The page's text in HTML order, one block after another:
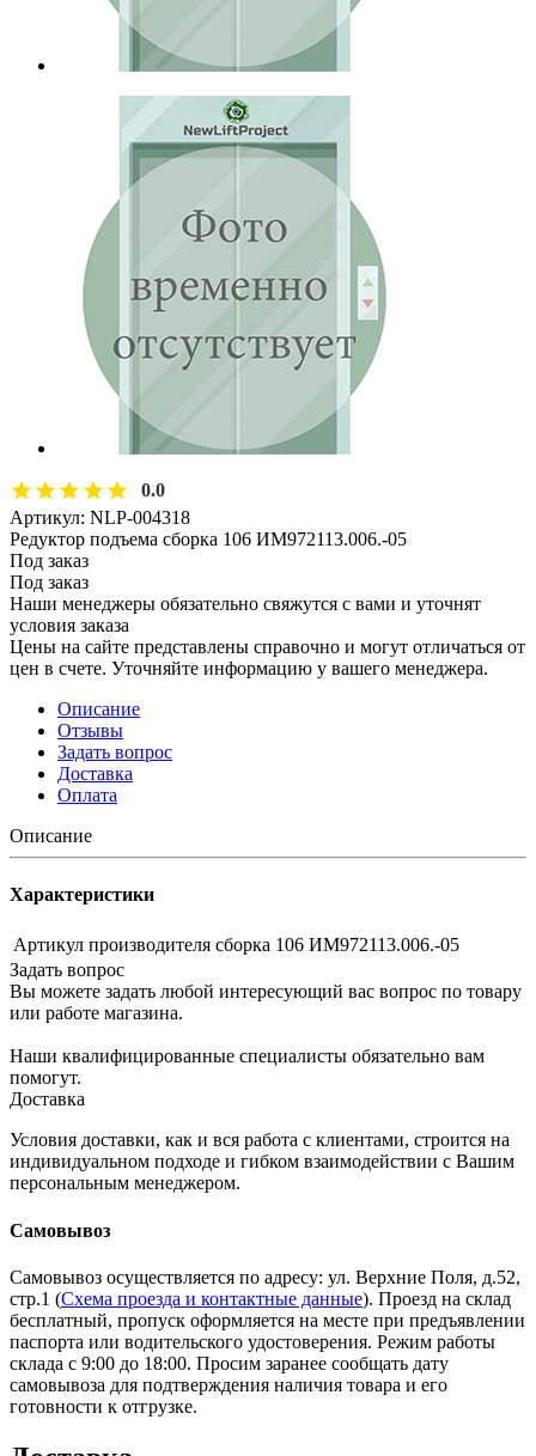
0.0
Артикул: NLP-004318
Редуктор подъема сборка 106 ИМ972113.006.-05
Под заказ
Под заказ
Наши менеджеры обязательно свяжутся с вами и уточнят
условия заказа
Цены на сайте представлены справочно и могут отличаться от
цен в счете. Уточняйте информацию у вашего менеджера.
Описание
Отзывы
Задать вопрос
Доставка
Оплата
Описание
Характеристики
Артикул производителя сборка 106 ИМ972113.006.-05
Задать вопрос
Вы можете задать любой интересующий вас вопрос по товару
или работе магазина.
Наши квалифицированные специалисты обязательно вам
помогут.
Доставка
Условия доставки, как и вся работа с клиентами, строится на
индивидуальном подходе и гибком взаимодействии с Вашим
персональным менеджером.
Самовывоз
Самовывоз осуществляется по адресу: ул. Верхние Поля, д.52,
стр.1 (Схема проезда и контактные данные). Проезд на склад
бесплатный, пропуск оформляется на месте при предъявлении
паспорта или водительского удостоверения. Режим работы
склада с 9:00 до 18:00. Просим заранее сообщать дату
самовывоза для подтверждения наличия товара и его
готовности к отгрузке.